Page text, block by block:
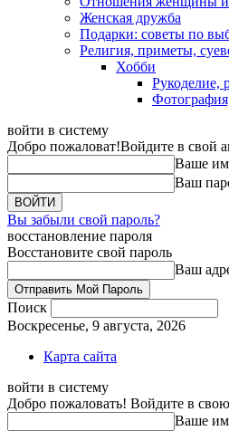
Женская дружба
Подарки: советы по
Религия, приметы,
Хобби
Рукоделие,
войти в систему
Добро пожаловат!Войдите в свой
Ваше
Ваш
Вы забыли свой пароль?
восстановление пароля
Восстановите свой пароль
Ваш
Поиск
Воскресенье, 9 августа, 2026
Карта сайта
войти в систему
Добро пожаловать! Войдите в
Ваше